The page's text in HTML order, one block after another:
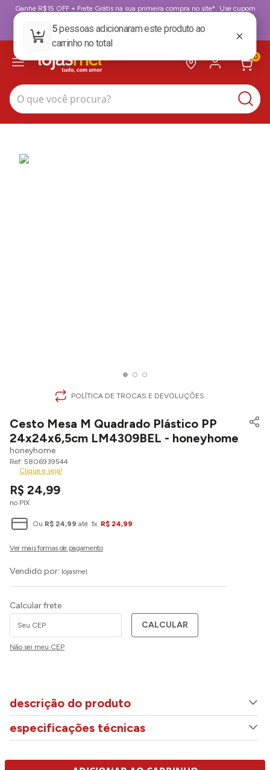
Ganhe R$15 OFF + Frete Grátis na sua primeira compra no site*. Use cupom
BoasVindas
0
O que você procura?
POLÍTICA DE TROCAS E DEVOLUÇÕES
Cesto Mesa M Quadrado Plástico PP
24x24x6,5cm LM4309BEL - honeyhome
honeyhome
5806939544
Clique e veja!
R$ 24,99
no PIX
Ou R$ 24,99 até 1x R$ 24,99
Vendido por: lojasmel
Calcular frete
CALCULAR
Não sei meu CEP
descrição do produto
especificações técnicas